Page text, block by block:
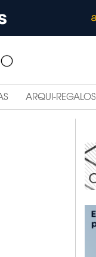
ARQUI-REGALOS